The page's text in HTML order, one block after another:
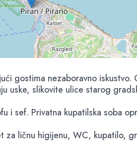
gostima nezaboravno
uske, slikovite ulice starog
i sef. Privatna kupatilska soba
ličnu higijenu, WC, kupatilo,